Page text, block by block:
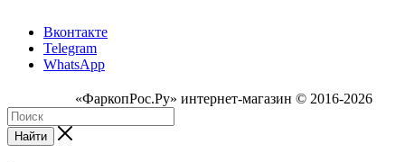
Вконтакте
Telegram
WhatsApp
«ФаркопРос.Ру» интернет-магазин © 2016-2026
Найти